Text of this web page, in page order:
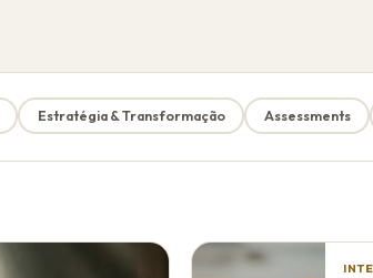
Estratégia & Transformação Assessments